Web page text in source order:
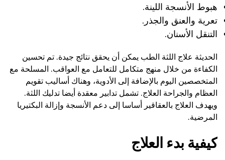
هبوط الأنسجة اللينة.
تعرية والعنق والجذر.
التنقل الأسنان.
الحديثة علاج اللثة الطب يمكن أن يحقق نتائج جيدة. تم تحسين
الكفاءة من خلال منهج متكامل للتعامل مع العواقب. المسلحة مع
المتخصصين اليوم بالإضافة إلى الأدوية، وهناك أساليب تقويم
العظام والجراحة العلاج. تشمل تدابير معقدة أيضا تدليك اللثة.
ويهدف العلاج بالعقاقير أساسا إلى دعم الأنسجة وإزالة البكتيريا
المرضية.
كيفية بدء العلاج